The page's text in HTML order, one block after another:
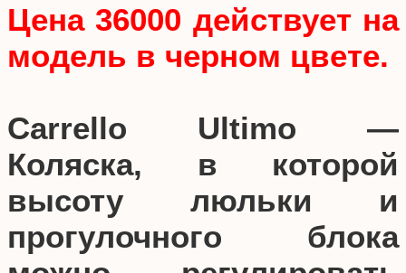
Цена 36000 действует на
модель в черном цвете.
Carrello Ultimo —
Коляска, в которой
высоту люльки и
прогулочного блока